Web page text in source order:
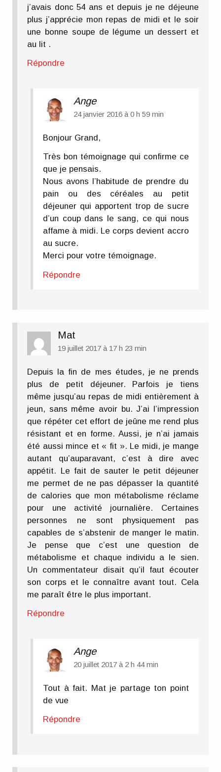
j’avais donc 54 ans et depuis je ne déjeune
plus j’apprécie mon repas de midi et le soir
une bonne soupe de légume un dessert et
au lit .
Répondre
Ange
24 janvier 2016 à 0 h 59 min
Bonjour Grand,
Très bon témoignage qui confirme ce
que je pensais.
Nous avons l’habitude de prendre du
pain ou des céréales au petit
déjeuner qui apportent trop de sucre
d’un coup dans le sang, ce qui nous
affame à midi. Le corps devient accro
au sucre.
Merci pour votre témoignage.
Répondre
Mat
19 juillet 2017 à 17 h 23 min
Depuis la fin de mes études, je ne prends
plus de petit déjeuner. Parfois je tiens
même jusqu’au repas de midi entièrement à
jeun, sans même avoir bu. J’ai l’impression
que répéter cet effort de jeûne me rend plus
résistant et en forme. Aussi, je n’ai jamais
été aussi mince et « fit ». Le midi, je mange
autant qu’auparavant, c’est à dire avec
appétit. Le fait de sauter le petit déjeuner
me permet de ne pas dépasser la quantité
de calories que mon métabolisme réclame
pour une activité journalière. Certaines
personnes ne sont physiquement pas
capables de s’abstenir de manger le matin.
Je pense que c’est une question de
métabolisme et chaque individu a le sien.
Un commentateur disait qu’il faut écouter
son corps et le connaître avant tout. Cela
me paraît être le plus important.
Répondre
Ange
20 juillet 2017 à 2 h 44 min
Tout à fait. Mat je partage ton point
de vue
Répondre